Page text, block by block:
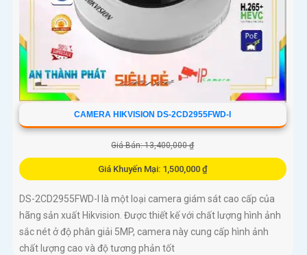
CAMERA HIKVISION DS-2CD2955FWD-I
Giá Bán: 13,400,000 ₫
Giá Khuyến Mại: 1,500,000 ₫
DS-2CD2955FWD-I là một loại camera giám sát cao cấp của
hãng sản xuất Hikvision. Được thiết kế với chất lượng hình ảnh
sắc nét ở độ phân giải 5MP, camera này cung cấp hình ảnh
chất lượng cao và độ tương phản tốt